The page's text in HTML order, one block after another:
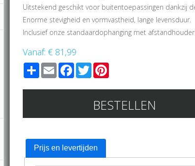
Uitstekend geschikt voor buitentoepassingen dankzij
Enorme stevigheid en vormvastheid, lange levensduur.
Inclusief onze standaardophanging met
Vanaf: € 81,99
ShareEmailFacebook
TwitterPinterest
BESTELLEN
Prijs en levertijden